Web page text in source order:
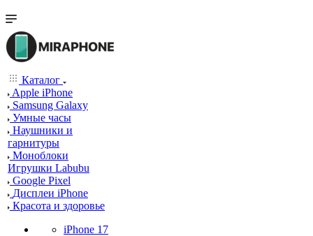
Каталог
Apple iPhone
Samsung Galaxy
Умные часы
Наушники и
гарнитуры
Моноблоки
Игрушки Labubu
Google Pixel
Дисплеи iPhone
Красота и здоровье
iPhone 17